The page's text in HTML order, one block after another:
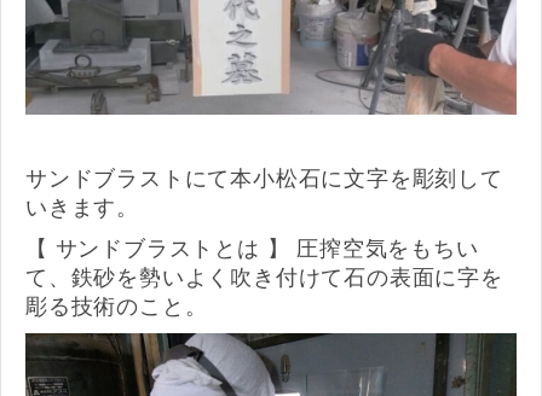
サンドブラストにて本小松石に文字を彫刻して
いきます。
【 サンドブラストとは 】 圧搾空気をもちい
て、鉄砂を勢いよく吹き付けて石の表面に字を
彫る技術のこと。